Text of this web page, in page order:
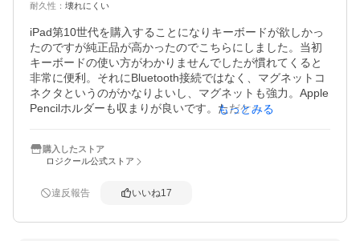
耐久性 ： 壊れにくい
iPad第10世代を購入することになりキーボードが欲しかっ
たのですが純正品が高かったのでこちらにしました。当初
キーボードの使い方がわかりませんでしたが慣れてくると
非常に便利。それにBluetooth接続ではなく、マグネットコ
ネクタというのがかなりよいし、マグネットも強力。Apple
Pencilホルダーも収まりが良いです。ただケースはかなり固
もっとみる
購入したストア
ロジクール公式ストア
違反報告 いいね17